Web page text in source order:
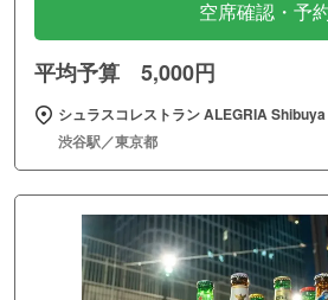
空席確認・予
平均予算 5,000円
シュラスコレストラン ALEGRIA
渋谷駅／東京都